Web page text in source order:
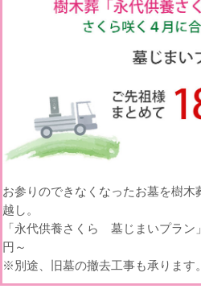
お参りのできなくなったお墓を樹木
越し。
「永代供養さくら 墓じまいプラ
円～
※別途、旧墓の撤去工事も承ります。